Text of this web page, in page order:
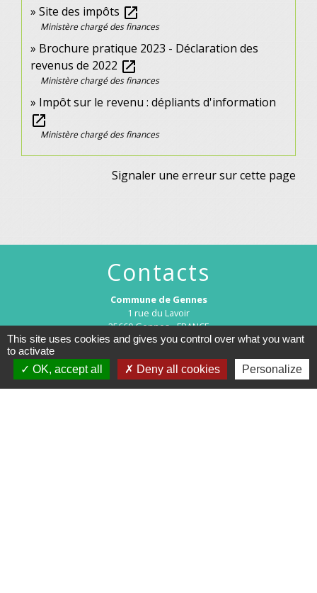
Site des impôts open_in_new
Ministère chargé des finances
Brochure pratique 2023 - Déclaration des
revenus de 2022 open_in_new
Ministère chargé des finances
Impôt sur le revenu : dépliants d'information
open_in_new
Ministère chargé des finances
Signaler une erreur sur cette page
Contacts
Commune de Gennes
1 rue du Lavoir
25660 Gennes - FRANCE
+33 3 81 55 75 32
Contact par formulaire
This site uses cookies and gives you control over what you want
to activate
OK, accept all
Deny all cookies Personalize